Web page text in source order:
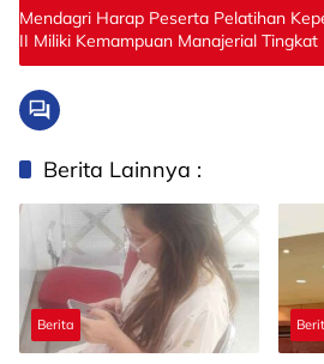
Mendagri Harap Peserta Pelatihan
II Miliki Kemampuan Manajerial
Berita Lainnya :
Berita